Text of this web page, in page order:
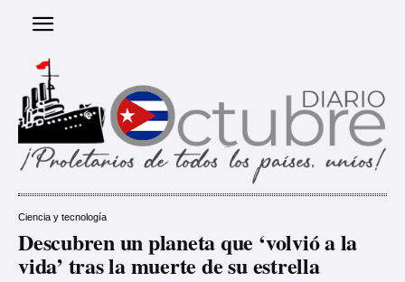
Ciencia y tecnología
Descubren un planeta que ‘volvió a la
vida’ tras la muerte de su estrella